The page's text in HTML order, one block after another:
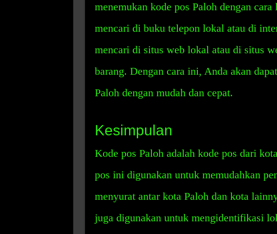
menemukan kode pos Paloh dengan
mencari di buku telepon lokal atau di
mencari di situs web lokal atau di situs
barang. Dengan cara ini, Anda akan
Paloh dengan mudah dan cepat.
Kesimpulan
Kode pos Paloh adalah kode pos dari
pos ini digunakan untuk memudahkan
menyurat antar kota Paloh dan kota
juga digunakan untuk mengidentifikasi